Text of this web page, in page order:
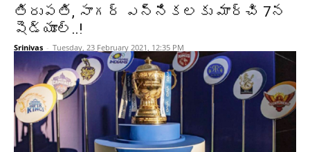
తిరుపతి, సాగర్‌‌ ఎన్నికలకు మార్చి 7న
షెడ్యూల్‌..!
Srinivas - Tuesday, 23 February 2021, 12:35 PM